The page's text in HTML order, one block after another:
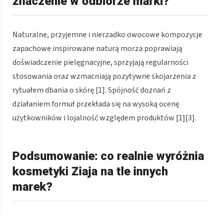
Naturalne, przyjemne i nierzadko owocowe kompozycje
zapachowe inspirowane naturą morza poprawiają
doświadczenie pielęgnacyjne, sprzyjają regularności
stosowania oraz wzmacniają pozytywne skojarzenia z
rytuałem dbania o skórę [1]. Spójność doznań z
działaniem formuł przekłada się na wysoką ocenę
użytkowników i lojalność względem produktów [1][3].
Podsumowanie: co realnie wyróżnia
kosmetyki Ziaja na tle innych
marek?